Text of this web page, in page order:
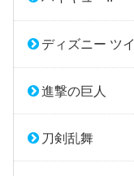
ディズニー ツ
進撃の巨人
刀剣乱舞